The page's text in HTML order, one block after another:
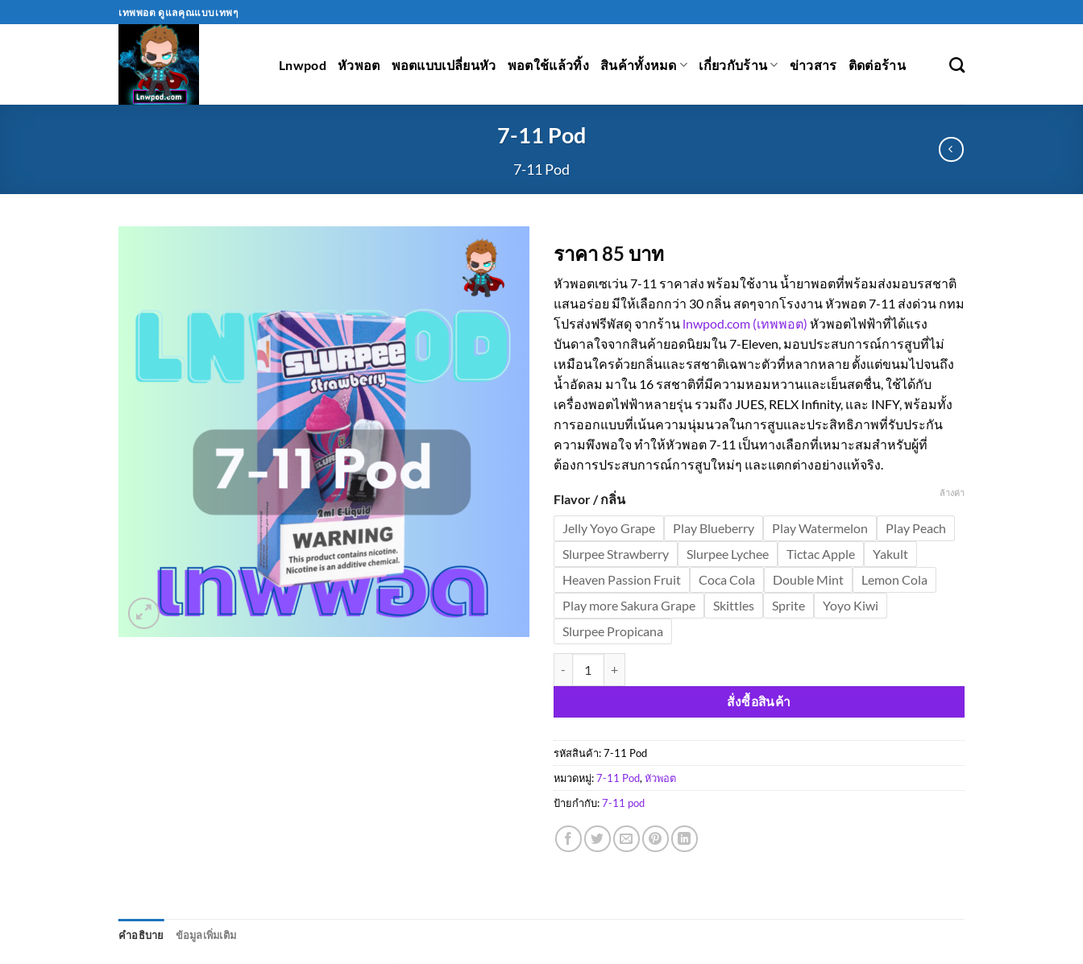
to
เทพพอต ดูแลคุณแบบเทพๆ
Lnwpod หัวพอต พอตแบบเปลี่ยนหัว พอตใช้แล้วทิ้ง สินค้าทั้งหมด เกี่ยวกับร้าน ข่าวสาร ติดต่อร้าน
7-11 Pod
7-11 Pod
ราคา 85 บาท
หัวพอตเซเว่น 7-11 ราคาส่ง พร้อมใช้งาน น้ำยาพอตที่พร้อมส่งมอบรสชาติ
แสนอร่อย มีให้เลือกกว่า 30 กลิ่น สดๆจากโรงงาน หัวพอต 7-11 ส่งด่วน กทม
โปรส่งฟรีพัสดุ จากร้าน lnwpod.com (เทพพอต) หัวพอตไฟฟ้าที่ได้แรง
บันดาลใจจากสินค้ายอดนิยมใน 7-Eleven, มอบประสบการณ์การสูบที่ไม่
เหมือนใครด้วยกลิ่นและรสชาติเฉพาะตัวที่หลากหลาย ตั้งแต่ขนมไปจนถึง
น้ำอัดลม มาใน 16 รสชาติที่มีความหอมหวานและเย็นสดชื่น, ใช้ได้กับ
เครื่องพอตไฟฟ้าหลายรุ่น รวมถึง JUES, RELX Infinity, และ INFY, พร้อมทั้ง
การออกแบบที่เน้นความนุ่มนวลในการสูบและประสิทธิภาพที่รับประกัน
ความพึงพอใจ ทำให้หัวพอต 7-11 เป็นทางเลือกที่เหมาะสมสำหรับผู้ที่
ต้องการประสบการณ์การสูบใหม่ๆ และแตกต่างอย่างแท้จริง.
Flavor / กลิ่น
Jelly Yoyo Grape
Play Blueberry Play Watermelon
Play Peach
Slurpee Strawberry
Slurpee Lychee Tictac Apple
Yakult
Heaven Passion Fruit
Coca Cola Double Mint
Lemon Cola
Play more Sakura Grape
Skittles Sprite
Yoyo Kiwi
Slurpee Propicana
ล้างค่า
สั่งซื้อสินค้า
รหัสสินค้า:7-11 Pod
หมวดหมู่:7-11 Pod,หัวพอต
ป้ายกำกับ:7-11 pod
คำอธิบาย ข้อมูลเพิ่มเติม